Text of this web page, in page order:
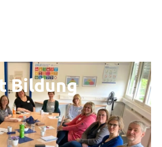
Bildung